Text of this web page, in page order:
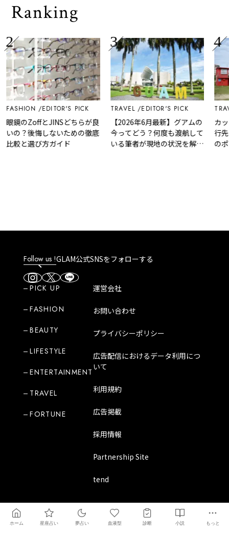
Ranking
EDITOR'S PICK
鏡のZoffとJINSどちらが良
の？後悔しないための徹底
較と選び方ガイド
TRAVEL EDITOR'S PICK
【2026年6月最新】グアムの
今ってどう？何度も渡航して
いる筆者が現地の状況を解
カッ
行先
のポ
Follow us !GLAM公式SNSをフォローする
PICK UP
FASHION
BEAUTY
LIFESTYLE
ENTERTAINMENT
TRAVEL
FORTUNE
運営会社
お問い合わせ
プライバシーポリシー
広告配信におけるデータ利用につ
いて
利用規約
広告掲載
採用情報
Partnership Site
tend
Copyright Mode Media Japan Corporation
ホーム 星座占い 夢占い 血液型 診断 小説 もっと